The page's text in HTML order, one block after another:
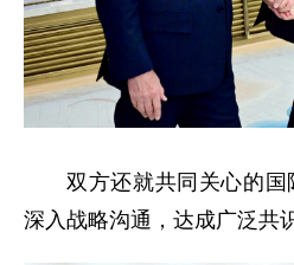
双方还就共同关心的
深入战略沟通，达成广泛共